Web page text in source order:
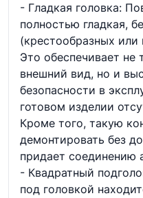
- Гладкая головка:
полностью гладкая,
(крестообразных
Это обеспечивает не
внешний вид, но и
безопасности в
готовом изделии
Кроме того, такую
демонтировать без
придает соединению
- Квадратный
под головкой